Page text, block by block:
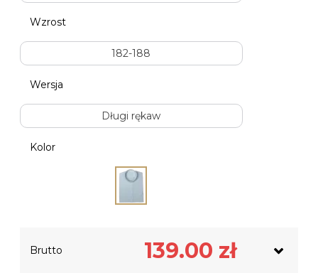
Wzrost
182-188
Wersja
Długi rękaw
Kolor
Netto
Podatek VAT
Brutto 139.00 zł